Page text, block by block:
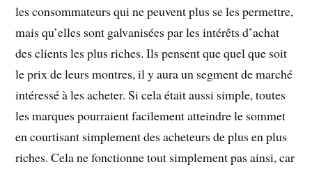
les consommateurs qui ne peuvent plus se les permettre,
mais qu’elles sont galvanisées par les intérêts d’achat
des clients les plus riches. Ils pensent que quel que soit
le prix de leurs montres, il y aura un segment de marché
intéressé à les acheter. Si cela était aussi simple, toutes
les marques pourraient facilement atteindre le sommet
en courtisant simplement des acheteurs de plus en plus
riches. Cela ne fonctionne tout simplement pas ainsi, car